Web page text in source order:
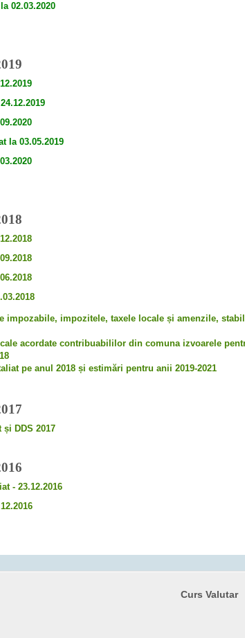
02.03.2020
la 03.05.2019
impozabile, impozitele, taxele locale și amenzile,
acordate contribuabililor din comuna izvoarele
pe anul 2018 și estimări pentru anii 2019-2021
și DDS 2017
- 23.12.2016
Curs Valutar